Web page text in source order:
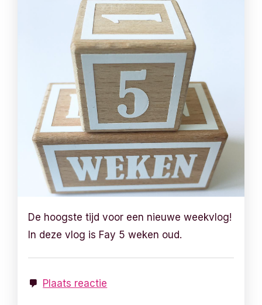
De hoogste tijd voor een nieuwe weekvlog!
In deze vlog is Fay 5 weken oud.
Plaats reactie